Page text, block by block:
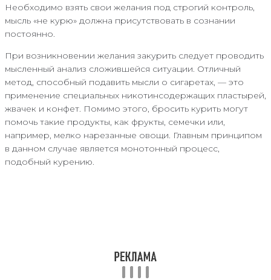
Необходимо взять свои желания под строгий контроль,
мысль «не курю» должна присутствовать в сознании
постоянно.
При возникновении желания закурить следует проводить
мысленный анализ сложившейся ситуации. Отличный
метод, способный подавить мысли о сигаретах, — это
применение специальных никотинсодержащих пластырей,
жвачек и конфет. Помимо этого, бросить курить могут
помочь такие продукты, как фрукты, семечки или,
например, мелко нарезанные овощи. Главным принципом
в данном случае является монотонный процесс,
подобный курению.